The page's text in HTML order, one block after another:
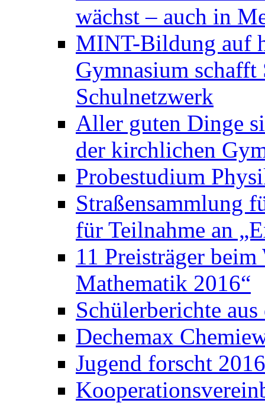
wächst – auch in
MINT-Bildung auf
Gymnasium
Schulnetzwerk
Aller guten Dinge
der kirchlichen
Probestudium
Straßensammlung
für Teilnahme an
11 Preisträger
Mathematik 2016“
Schülerberichte
Dechemax
Jugend forscht 2016